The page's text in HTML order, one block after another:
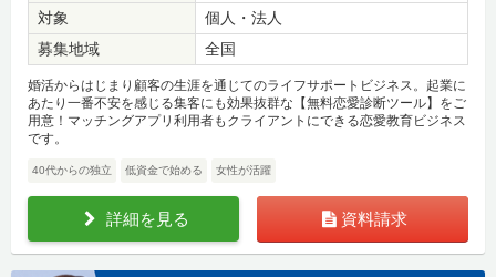
対象
個人・法人
募集地域
全国
婚活からはじまり顧客の生涯を通じてのライフサポートビジネス。起業に
あたり一番不安を感じる集客にも効果抜群な【無料恋愛診断ツール】をご
用意！マッチングアプリ利用者もクライアントにできる恋愛教育ビジネス
です。
40代からの独立 低資金で始める 女性が活躍
詳細を見る 資料請求